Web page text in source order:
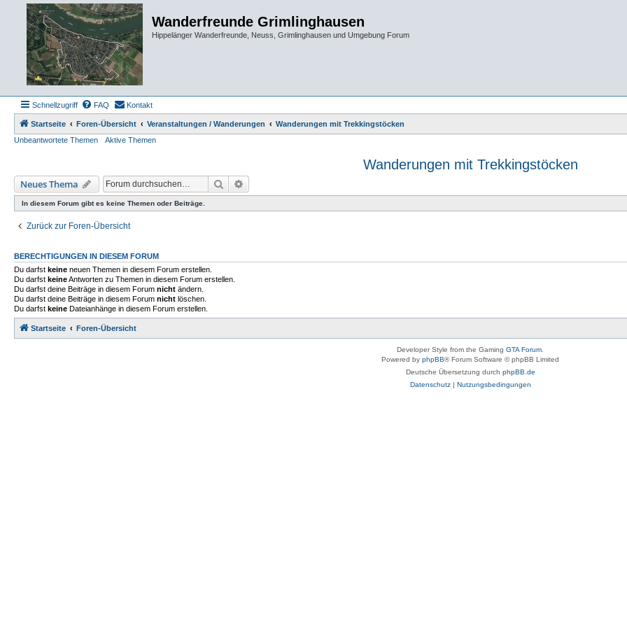
Wanderfreunde Grimlinghausen
Hippelänger Wanderfreunde, Neuss, Grimlinghausen und Umgebung Forum
Schnellzugriff FAQ Kontakt
Startseite Foren-Übersicht Veranstaltungen / Wanderungen
Wanderungen mit Trekkingstöcken
Unbeantwortete Themen
Aktive Themen
Wanderungen mit Trekkingstöcken
Neues Thema Suche
In diesem Forum gibt es keine Themen oder Beiträge.
Zurück zur Foren-Übersicht
BERECHTIGUNGEN IN DIESEM FORUM
Du darfst keine neuen Themen in diesem Forum erstellen.
Du darfst keineAntworten zu Themen in diesem Forum erstellen.
Du darfst deine Beiträge in diesem Forum nicht ändern.
Du darfst deine Beiträge in diesem Forum nicht löschen.
Du darfst keine Dateianhänge in diesem Forum erstellen.
Startseite Foren-Übersicht
Developer Style from the Gaming GTA Forum
Powered by phpBB® Forum Software © phpBB Limited
Deutsche Übersetzung durch phpBB.de
Datenschutz| Nutzungsbedingungen